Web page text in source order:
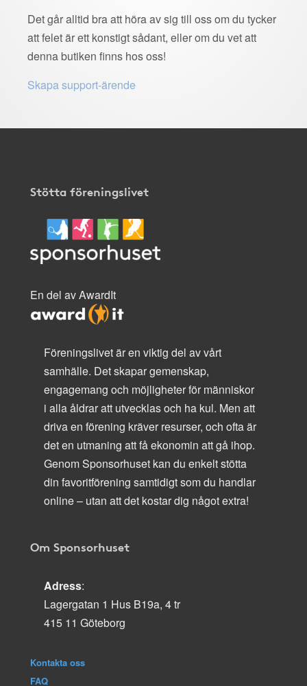
Det går alltid bra att höra av sig till oss om du tycker
att felet är ett konstigt sådant, eller om du vet att
denna butiken finns hos oss!
Skapa support-ärende
Stötta föreningslivet
En del av AwardIt
Föreningslivet är en viktig del av vårt
samhälle. Det skapar gemenskap,
engagemang och möjligheter för människor
i alla åldrar att utvecklas och ha kul. Men att
driva en förening kräver resurser, och ofta är
det en utmaning att få ekonomin att gå ihop.
Genom Sponsorhuset kan du enkelt stötta
din favoritförening samtidigt som du handlar
online – utan att det kostar dig något extra!
Om Sponsorhuset
Adress:
Lagergatan 1 Hus B19a, 4 tr
415 11 Göteborg
Kontakta oss
FAQ